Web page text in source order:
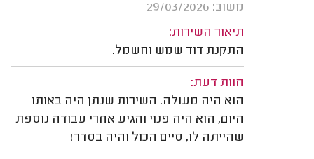
משוב: 29/03/2026
תיאור השירות:
התקנת דוד שמש וחשמל.
חוות דעת:
הוא היה מעולה. השירות שנתן היה באותו
היום, הוא היה פנוי והגיע אחרי עבודה נוספת
שהייתה לו, סיים הכול והיה בסדר!